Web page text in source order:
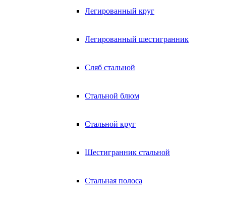
Легированный круг
Легированный шестигранник
Сляб стальной
Стальной блюм
Стальной круг
Шестигранник стальной
Стальная полоса